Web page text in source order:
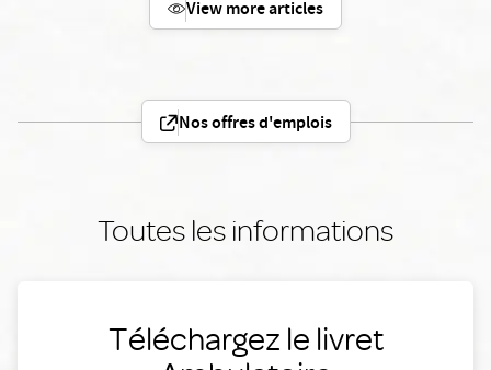
View more articles
Nos offres d'emplois
Toutes les informations
Téléchargez le livret